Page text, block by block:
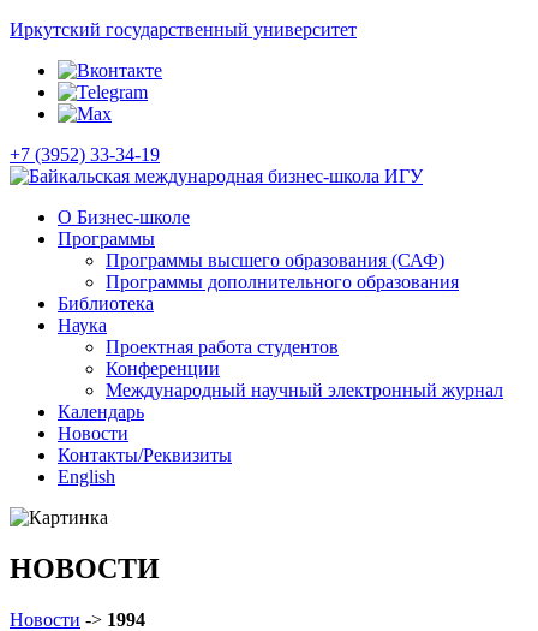
Иркутский государственный университет
+7 (3952) 33-34-19
О Бизнес-школе
Программы
Программы высшего образования (САФ)
Программы дополнительного образования
Библиотека
Наука
Проектная работа студентов
Конференции
Международный научный электронный журнал
Календарь
Новости
Контакты/Реквизиты
English
НОВОСТИ
Новости -> 1994